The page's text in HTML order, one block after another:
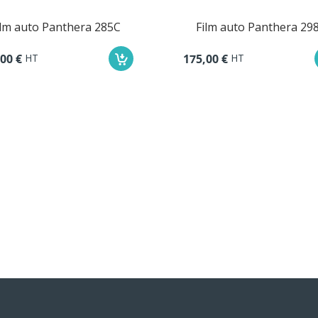
auto Panthera 298C
€HT
Film auto Panthera
129,00 €HT